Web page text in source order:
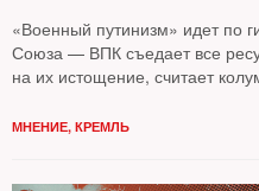
«Военный путинизм» идет по
Союза — ВПК съедает все
на их истощение, считает
МНЕНИЕ, КРЕМЛЬ